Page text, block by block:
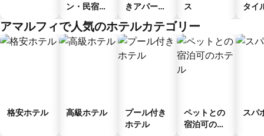
ン・民宿・
ス
きアパート
ス
タイ
アマルフィで人気のホテルカテゴリー
格安ホテル 高級ホテル
プール付き
ホテル
ペットとの
宿泊可のホ
スパ